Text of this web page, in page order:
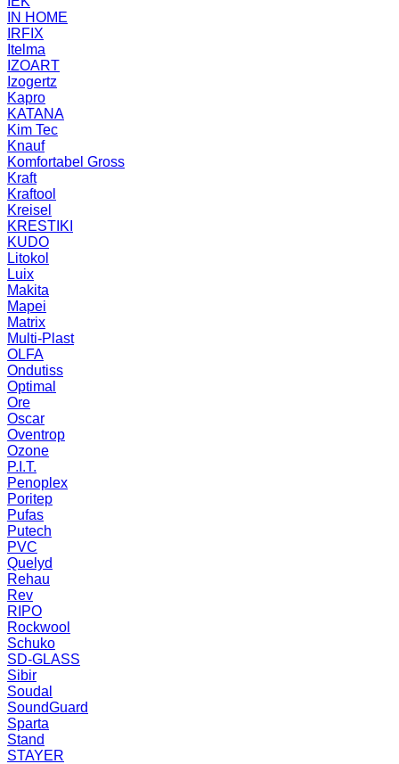
IN HOME
IRFIX
Itelma
IZOART
Izogertz
Kapro
KATANA
Kim Tec
Knauf
Komfortabel Gross
Kraft
Kraftool
Kreisel
KRESTIKI
KUDO
Litokol
Luix
Makita
Mapei
Matrix
Multi-Plast
OLFA
Ondutiss
Optimal
Ore
Oscar
Oventrop
Ozone
P.I.T.
Penoplex
Poritep
Pufas
Putech
PVC
Quelyd
Rehau
Rev
RIPO
Rockwool
Schuko
SD-GLASS
Sibir
Soudal
SoundGuard
Sparta
Stand
STAYER